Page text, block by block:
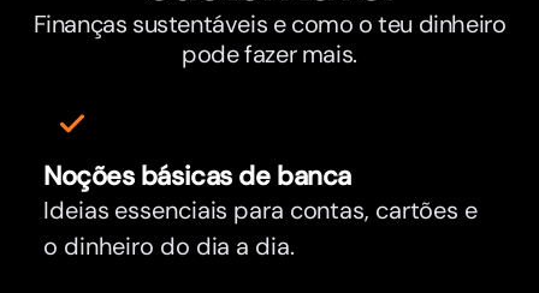
Finanças sustentáveis e como o teu dinheiro
pode fazer mais.
Noções básicas de banca
Ideias essenciais para contas, cartões e
o dinheiro do dia a dia.